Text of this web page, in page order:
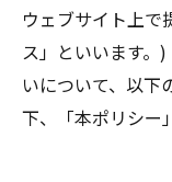
ウェブサイト上で
ス」といいます。
いについて、以下
下、「本ポリシー